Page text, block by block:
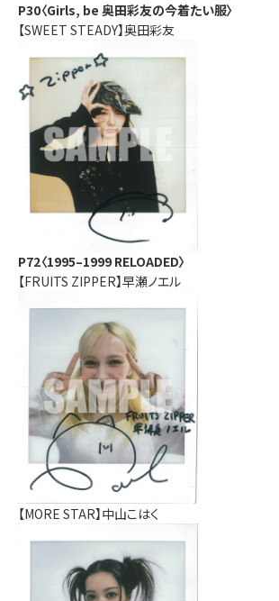
P30〈Girls, be 奥田彩友の今着たい服〉
【SWEET STEADY】奥田彩友
P72〈1995–1999 RELOADED〉
【FRUITS ZIPPER】早瀬ノエル
【MORE STAR】中山こはく